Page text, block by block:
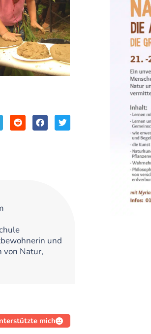
und
von Natur,
mich